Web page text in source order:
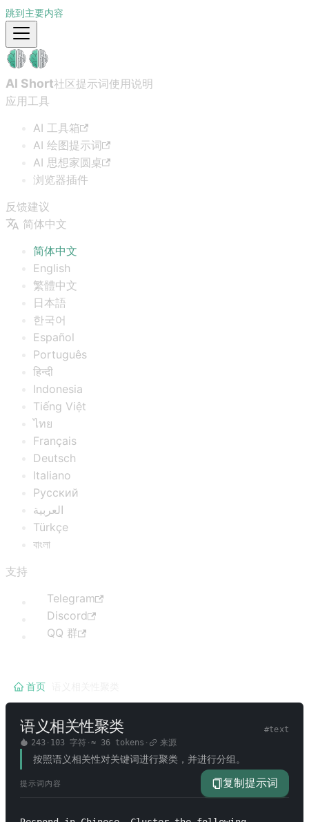
跳到主要内容
AI Short社区提示词使用说明
应用工具
AI 工具箱
AI 绘图提示词
AI 思想家圆桌
浏览器插件
反馈建议
简体中文
简体中文
English
繁體中文
日本語
한국어
Español
Português
हिन्दी
Indonesia
Tiếng Việt
ไทย
Français
Deutsch
Italiano
Русский
العربية
Türkçe
বাংলা
支持
Telegram
Discord
QQ 群
首页
语义相关性聚类 #text
243· 103 字符 · ≈ 36tokens · 来源
按照语义相关性对关键词进行聚类，并进行分组。
提示词内容 复制提示词